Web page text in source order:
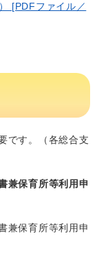
[PDFファイル／
す。（各総合支
兼保育所等利用申
保育所等利用申